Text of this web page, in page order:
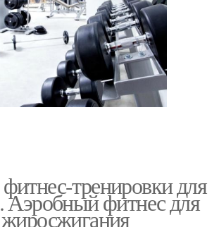
тренировки для
Аэробный фитнес для